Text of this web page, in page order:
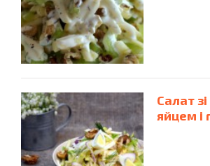
Салат
яйцем і